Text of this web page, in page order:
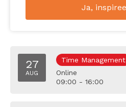
27
AUG
Time Management
Online
09:00 - 16:00